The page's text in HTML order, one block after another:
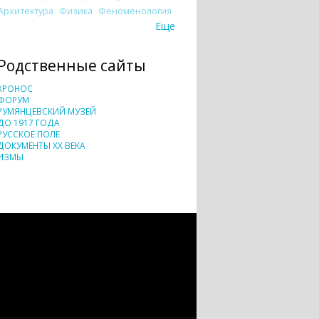
Физика Феноменология
Еще
сайты
МУЗЕЙ
1917 ГОДА
ПОЛЕ
XX ВЕКА